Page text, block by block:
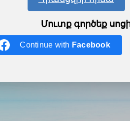
Մուտք գործեք
Continue with Facebook